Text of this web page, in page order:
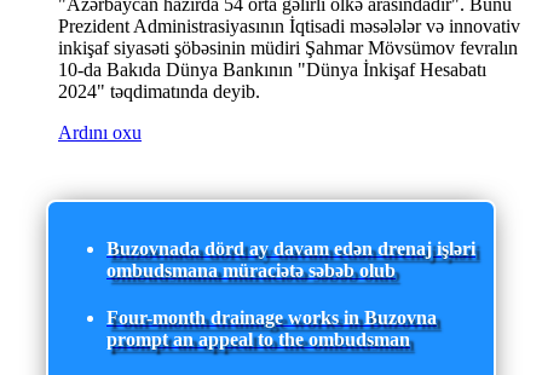
"Azərbaycan hazırda 54 orta gəlirli ölkə arasındadır". Bunu
Prezident Administrasiyasının İqtisadi məsələlər və innovativ
inkişaf siyasəti şöbəsinin müdiri Şahmar Mövsümov fevralın
10-da Bakıda Dünya Bankının "Dünya İnkişaf Hesabatı
2024" təqdimatında deyib.
Ardını oxu
Buzovnada dörd ay davam edən drenaj işləri
ombudsmana müraciətə səbəb olub
Four-month drainage works in Buzovna
prompt an appeal to the ombudsman